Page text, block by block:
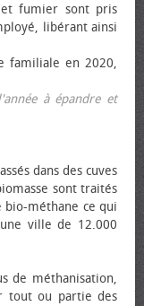
fumier sont pris
libérant ainsi
familiale en 2020,
à épandre et
dans des cuves
sont traités
bio-méthane ce qui
ville de 12.000
de méthanisation,
tout ou partie des